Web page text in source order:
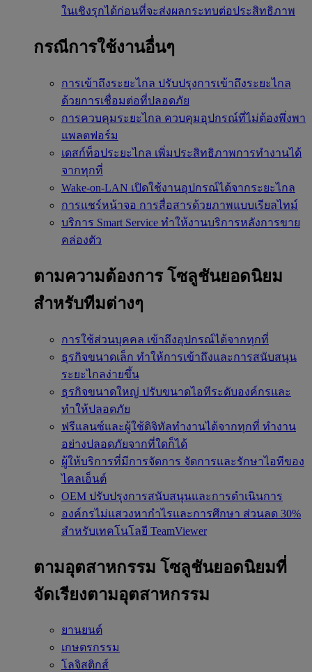
ในเชิงรุกได้ก่อนที่จะส่งผลกระทบต่อประสิทธิภาพ
กรณีการใช้งานอื่นๆ
การเข้าถึงระยะไกล ปรับปรุงการเข้าถึงระยะไกล
ด้วยการเชื่อมต่อที่ปลอดภัย
การควบคุมระยะไกล ควบคุมอุปกรณ์ที่ไม่ต้องพึ่งพา
แพลตฟอร์ม
เดสก์ท็อประยะไกล เพิ่มประสิทธิภาพการทำงานได้
จากทุกที่
Wake-on-LAN เปิดใช้งานอุปกรณ์ได้จากระยะไกล
การแชร์หน้าจอ การสื่อสารด้วยภาพแบบเรียลไทม์
บริการ Smart Service ทำให้งานบริการหลังการขาย
คล่องตัว
ตามความต้องการ โซลูชันยอดนิยม
สำหรับทีมต่างๆ
การใช้ส่วนบุคคล เข้าถึงอุปกรณ์ได้จากทุกที่
ธุรกิจขนาดเล็ก ทำให้การเข้าถึงและการสนับสนุน
ระยะไกลง่ายขึ้น
ธุรกิจขนาดใหญ่ ปรับขนาดไอทีระดับองค์กรและ
ทำให้ปลอดภัย
ฟรีแลนซ์และผู้ใช้ดิจิทัลทำงานได้จากทุกที่ ทำงาน
อย่างปลอดภัยจากที่ใดก็ได้
ผู้ให้บริการที่มีการจัดการ จัดการและรักษาไอทีของ
ไคลเอ็นต์
OEM ปรับปรุงการสนับสนุนและการดำเนินการ
องค์กรไม่แสวงหากำไรและการศึกษา ส่วนลด 30%
สำหรับเทคโนโลยี TeamViewer
ตามอุตสาหกรรม โซลูชันยอดนิยมที่
จัดเรียงตามอุตสาหกรรม
ยานยนต์
เกษตรกรรม
โลจิสติกส์